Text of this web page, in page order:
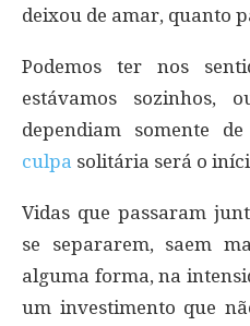
deixou de amar, quanto
Podemos ter nos
estávamos sozinhos,
dependiam somente
culpa solitária será o
Vidas que passaram
se separarem, saem
alguma forma, na
um investimento que